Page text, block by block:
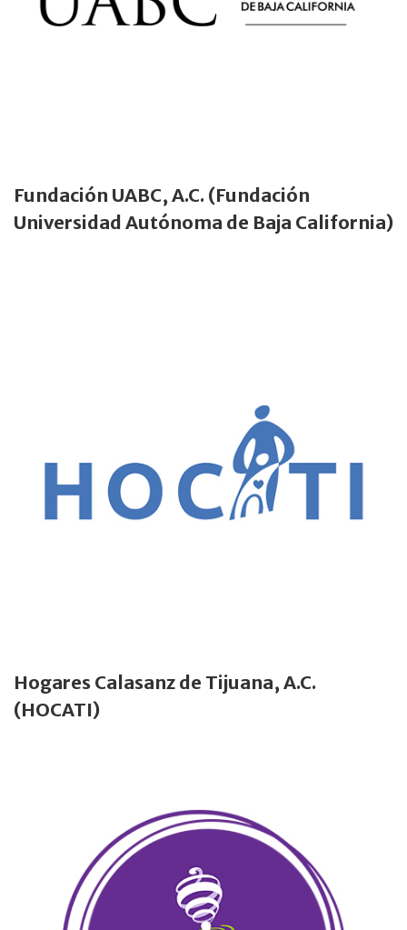
Fundación UABC, A.C. (Fundación
Universidad Autónoma de Baja California)
Hogares Calasanz de Tijuana, A.C.
(HOCATI)